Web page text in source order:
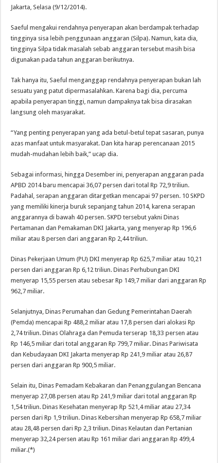
Jakarta, Selasa (9/12/2014).
Saeful mengakui rendahnya penyerapan akan berdampak terhadap
tingginya sisa lebih penggunaan anggaran (Silpa). Namun, kata dia,
tingginya Silpa tidak masalah sebab anggaran tersebut masih bisa
digunakan pada tahun anggaran berikutnya.
Tak hanya itu, Saeful menganggap rendahnya penyerapan bukan lah
sesuatu yang patut dipermasalahkan. Karena bagi dia, percuma
apabila penyerapan tinggi, namun dampaknya tak bisa dirasakan
langsung oleh masyarakat.
“Yang penting penyerapan yang ada betul-betul tepat sasaran, punya
azas manfaat untuk masyarakat. Dan kita harap perencanaan 2015
mudah-mudahan lebih baik,” ucap dia.
Sebagai informasi, hingga Desember ini, penyerapan anggaran pada
APBD 2014 baru mencapai 36,07 persen dari total Rp 72,9 triliun.
Padahal, serapan anggaran ditargetkan mencapai 97 persen. 10 SKPD
yang memiliki kinerja buruk sepanjang tahun 2014, karena serapan
anggarannya di bawah 40 persen. SKPD tersebut yakni Dinas
Pertamanan dan Pemakaman DKI Jakarta, yang menyerap Rp 196,6
miliar atau 8 persen dari anggaran Rp 2,44 triliun.
Dinas Pekerjaan Umum (PU) DKI menyerap Rp 625,7 miliar atau 10,21
persen dari anggaran Rp 6,12 triliun. Dinas Perhubungan DKI
menyerap 15,55 persen atau sebesar Rp 149,7 miliar dari anggaran Rp
962,7 miliar.
Selanjutnya, Dinas Perumahan dan Gedung Pemerintahan Daerah
(Pemda) mencapai Rp 488,2 miliar atau 17,8 persen dari alokasi Rp
2,74 triliun. Dinas Olahraga dan Pemuda terserap 18,33 persen atau
Rp 146,5 miliar dari total anggaran Rp 799,7 miliar. Dinas Pariwisata
dan Kebudayaan DKI Jakarta menyerap Rp 241,9 miliar atau 26,87
persen dari anggaran Rp 900,5 miliar.
Selain itu, Dinas Pemadam Kebakaran dan Penanggulangan Bencana
menyerap 27,08 persen atau Rp 241,9 miliar dari total anggaran Rp
1,54 triliun. Dinas Kesehatan menyerap Rp 521,4 miliar atau 27,34
persen dari Rp 1,9 triliun. Dinas Kebersihan menyerap Rp 658,7 miliar
atau 28,48 persen dari Rp 2,3 triliun. Dinas Kelautan dan Pertanian
menyerap 32,24 persen atau Rp 161 miliar dari anggaran Rp 499,4
miliar.(*)